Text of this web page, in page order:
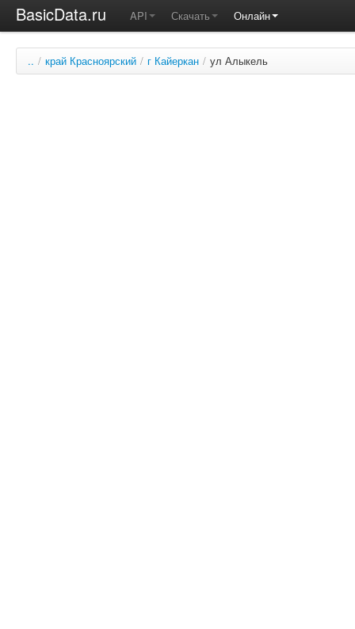
BasicData.ru API Скачать Онлайн
.. / край Красноярский / г Кайеркан / ул Алыкель